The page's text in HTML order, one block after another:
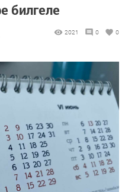
билгеле
2021 0 0